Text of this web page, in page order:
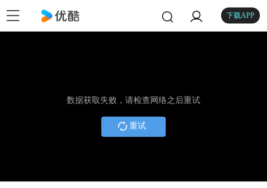
下载APP
数据获取失败，请检查网络之后重试
重试